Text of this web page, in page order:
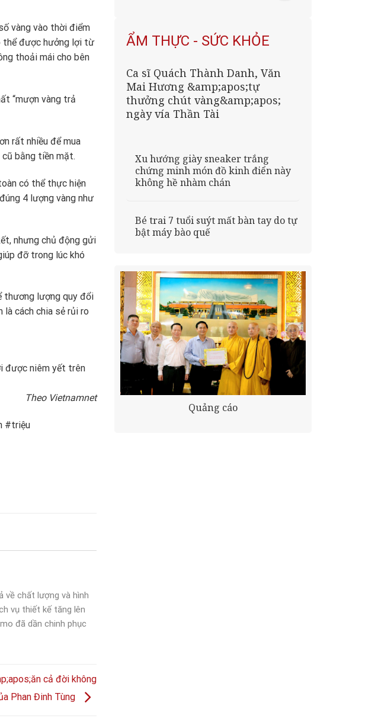
vàng vào thời điểm
thể được hưởng lợi từ
thoải mái cho bên
“mượn vàng trả
rất nhiều để mua
cũ bằng tiền mặt.
có thể thực hiện
4 lượng vàng như
nhưng chủ động gửi
đỡ trong lúc khó
thương lượng quy đổi
cách chia sẻ rủi ro
được niêm yết trên
Theo Vietnamnet
#triệu
về chất lượng và hình
vụ thiết kế tăng lên
đã dần chinh phục
cả đời không
Phan Đinh Tùng
ẨM THỰC - SỨC KHỎE
Ca sĩ Quách Thành Danh, Văn
Mai Hương &amp;apos;tự
thưởng chút vàng&amp;apos;
ngày vía Thần Tài
Xu hướng giày sneaker trắng
chứng minh món đồ kinh điển này
không hề nhàm chán
Bé trai 7 tuổi suýt mất bàn tay do tự
bật máy bào quế
Quảng cáo